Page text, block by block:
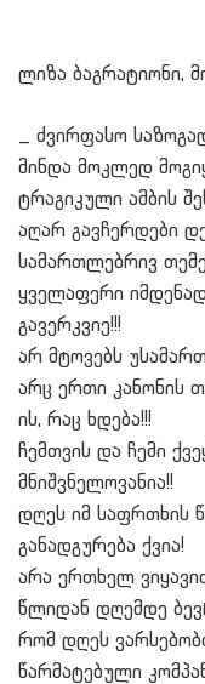
ლიზა ბაგრატიონი,
_ ძვირფასო
მინდა მოკლედ
ტრაგიკული ამბის
აღარ გავჩერდები
სამართლებრივ
ყველაფერი
გავერკვიე!!!
არ მტოვებს
არც ერთი კანონის
ის, რაც ხდება!!!
ჩემთვის და ჩემი
მნიშვნელოვანია!!
დღეს იმ საფრთხის
განადგურება ქვია!
არა ერთხელ
წლიდან დღემდე
რომ დღეს
წარმატებული